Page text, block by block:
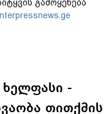
გამოყენება
- არასდროს
რომ ჩვენები
ხელფასი -
თითქმის